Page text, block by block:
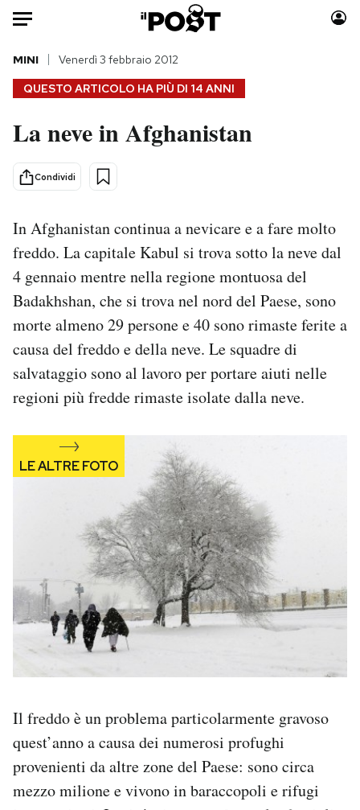
HOME
Italia
Politica
Internet
Scienza
Cultura
Economia
Sport
Moda
Ok Boomer!
Media
Europa
Altrecose
Mondiali calcio 2026
PODCAST
NEWSLETTER
CALENDARIO
AREA PERSONALE
Newsletter
Hai bisogno di aiuto?
Esci
QUESTO ARTICOLO HA PIÙ DI 14 ANNI
MINI Venerdì 3 febbraio 2012
La neve in Afghanistan
Condividi
In Afghanistan continua a nevicare e a fare molto
freddo. La capitale Kabul si trova sotto la neve dal
4 gennaio mentre nella regione montuosa del
Badakhshan, che si trova nel nord del Paese, sono
morte almeno 29 persone e 40 sono rimaste ferite a
causa del freddo e della neve. Le squadre di
salvataggio sono al lavoro per portare aiuti nelle
regioni più fredde rimaste isolate dalla neve.
Il freddo è un problema particolarmente gravoso
quest’anno a causa dei numerosi profughi
provenienti da altre zone del Paese: sono circa
mezzo milione e vivono in baraccopoli e rifugi